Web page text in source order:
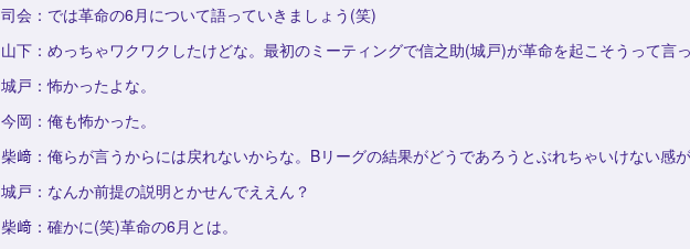
司会：では革命の6月について語っていきましょう(笑)
山下：めっちゃワクワクしたけどな。最初のミーティングで信之助(城戸)が革命を起こそうって言っ
城戸：怖かったよな。
今岡：俺も怖かった。
柴﨑：俺らが言うからには戻れないからな。Bリーグの結果がどうであろうとぶれちゃいけない感が
城戸：なんか前提の説明とかせんでええん？
柴﨑：確かに(笑)革命の6月とは。